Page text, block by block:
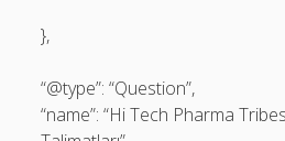
},
“@type”: “Question”,
“name”: “Hi Tech Pharma